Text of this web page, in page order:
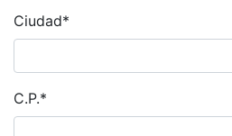
Ciudad*
C.P.*